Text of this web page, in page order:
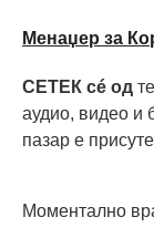
Mенаџер за
СЕТЕК сé од
аудио, видео и
пазар е
Моментално